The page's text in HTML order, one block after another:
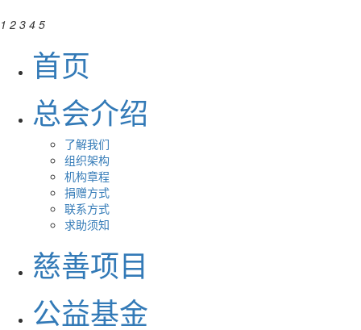
1 2 3 4 5
首页
总会介绍
了解我们
组织架构
机构章程
捐赠方式
联系方式
求助须知
慈善项目
公益基金